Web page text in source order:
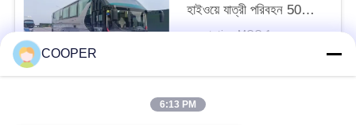
হাইওয়ে যাত্রী পরিবহন 50
আসন 2021 বছর হজ যানবাহন
negotation MOQ:1
COOPER
6:13 PM